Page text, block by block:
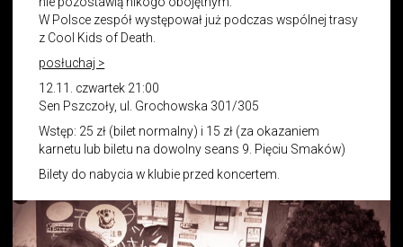
W Polsce zespół występował już podczas wspólnej trasy
z Cool Kids of Death.
posłuchaj >
12.11. czwartek 21:00
Sen Pszczoły, ul. Grochowska 301/305
Wstęp: 25 zł (bilet normalny) i 15 zł (za okazaniem
karnetu lub biletu na dowolny seans 9. Pięciu Smaków)
Bilety do nabycia w klubie przed koncertem.